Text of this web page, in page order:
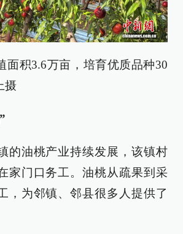
面积3.6万亩，培育优质品种30
的油桃产业持续发展，该镇村
家门口务工。油桃从疏果到采
，为邻镇、邻县很多人提供了